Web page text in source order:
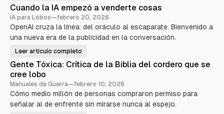
i
E
l
a
n
m
a
d
a
r
k
e
t
e
r
t
a
0
C
m
o
e
n
d
e
r
Cuando la IA empezó a venderte cosas
IA para Lobos—febrero 20, 2026
OpenAI cruza la línea: del oráculo al escaparate. Bienvenido a
una nueva era de la publicidad en la conversación.
C
a
o
a
I
A
Leer artículo completo
Gente Tóxica: Crítica de la Biblia del cordero que se
cree lobo
Manuales de Guerra—febrero 10, 2026
Cómo medio millón de personas compraron permiso para
señalar al de enfrente sin mirarse nunca al espejo.